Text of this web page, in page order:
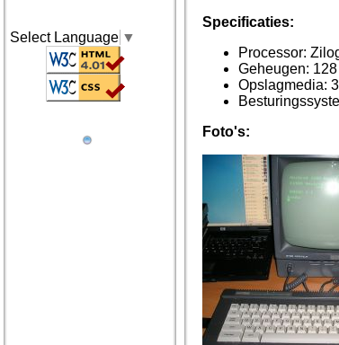
Select Language ▼
Specificaties:
Processor:
Geheugen:
Opslagmedia:
Foto's: